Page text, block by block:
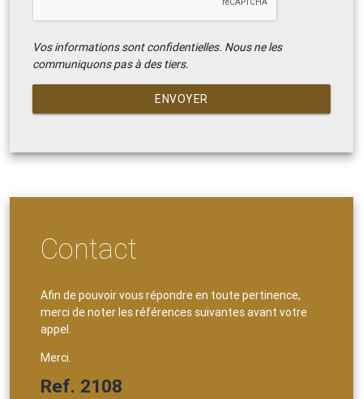
Vos informations sont confidentielles. Nous ne les
communiquons pas à des tiers.
ENVOYER
Contact
Afin de pouvoir vous répondre en toute pertinence,
merci de noter les références suivantes avant votre
appel.
Merci.
Ref. 2108